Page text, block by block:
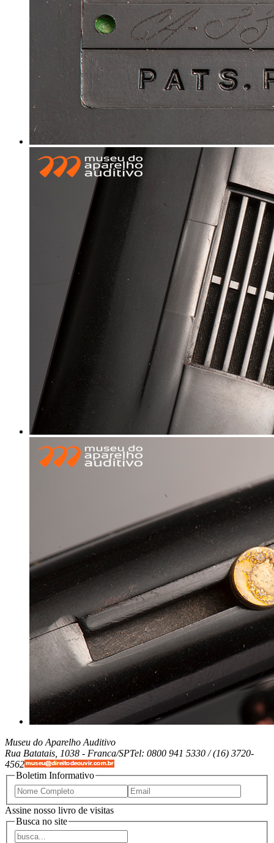
Museu do Aparelho Auditivo
Rua Batatais, 1038 - Franca/SPTel: 0800 941 5330 / (16) 3720-
4562
Boletim Informativo
Assine nosso livro de visitas
Busca no site